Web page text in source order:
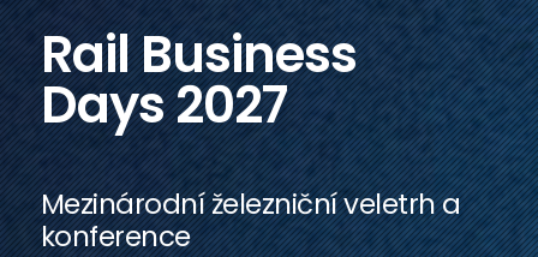
Rail Business
Days 2027
Mezinárodní železniční veletrh a
konference